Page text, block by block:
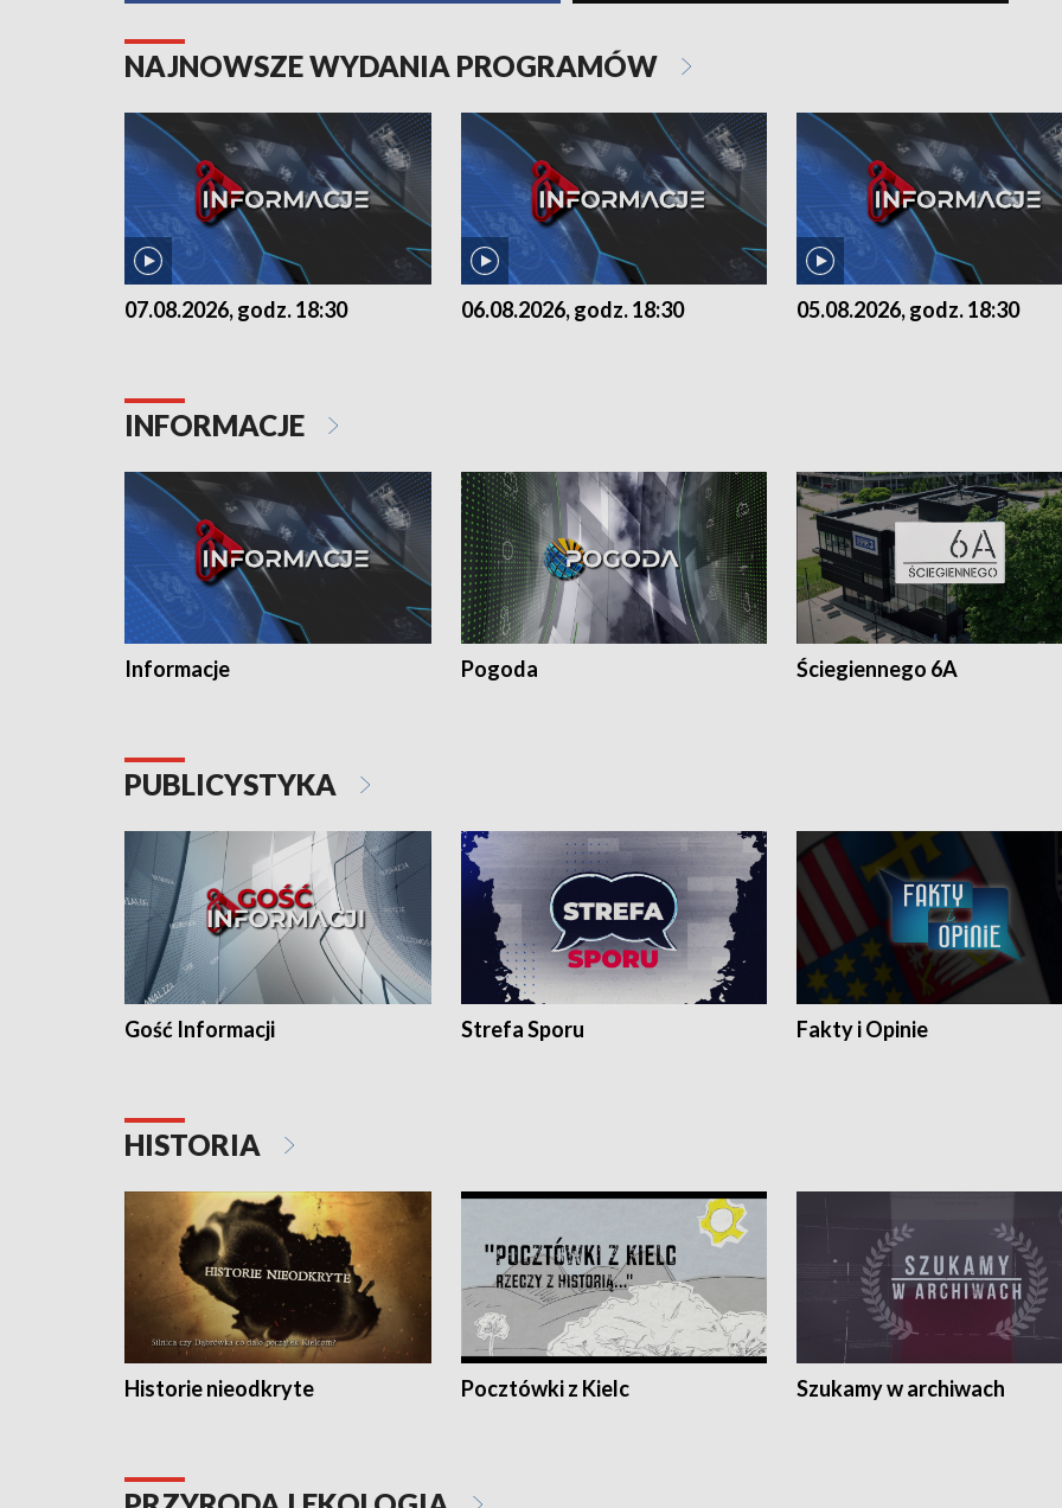
NAJNOWSZE WYDANIA PROGRAMÓW
07.08.2026, godz. 18:30 06.08.2026, godz. 18:30 05.08.2026, godz. 18:30
INFORMACJE
Informacje Pogoda Ściegiennego 6A
PUBLICYSTYKA
Gość Informacji Strefa Sporu Fakty i Opinie
HISTORIA
Historie nieodkryte Pocztówki z Kielc Szukamy w archiwach